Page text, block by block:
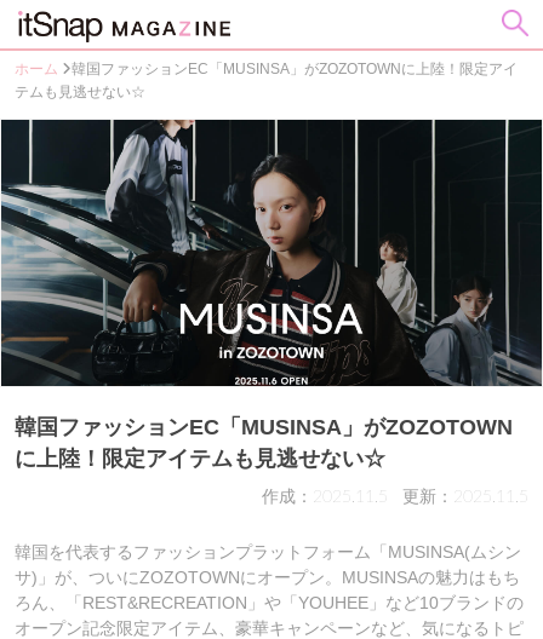
ホーム
韓国ファッションEC「MUSINSA」がZOZOTOWNに上陸！限定アイ
テムも見逃せない☆
韓国ファッションEC「MUSINSA」がZOZOTOWN
に上陸！限定アイテムも見逃せない☆
作成：2025.11.5 更新：2025.11.5
韓国を代表するファッションプラットフォーム「MUSINSA(ムシン
サ)」が、ついにZOZOTOWNにオープン。MUSINSAの魅力はもち
ろん、「REST&RECREATION」や「YOUHEE」など10ブランドの
オープン記念限定アイテム、豪華キャンペーンなど、気になるトピ